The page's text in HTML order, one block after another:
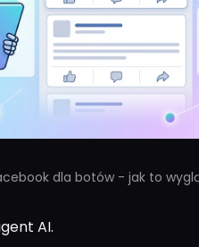
dla botów - jak to
AI.